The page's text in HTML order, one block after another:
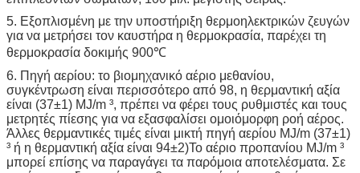
5. Εξοπλισμένη με την υποστήριξη θερμοηλεκτρικών ζευγών
για να μετρήσει τον καυστήρα η θερμοκρασία, παρέχει τη
θερμοκρασία δοκιμής 900℃
6. Πηγή αερίου: το βιομηχανικό αέριο μεθανίου,
συγκέντρωση είναι περισσότερο από 98, η θερμαντική αξία
είναι (37±1) MJ/m ³, πρέπει να φέρει τους ρυθμιστές και τους
μετρητές πίεσης για να εξασφαλίσει ομοιόμορφη ροή αέρος.
Άλλες θερμαντικές τιμές είναι μικτή πηγή αερίου MJ/m (37±1)
³ ή η θερμαντική αξία είναι 94±2)Το αέριο προπανίου MJ/m ³
μπορεί επίσης να παραγάγει τα παρόμοια αποτελέσματα. Σε